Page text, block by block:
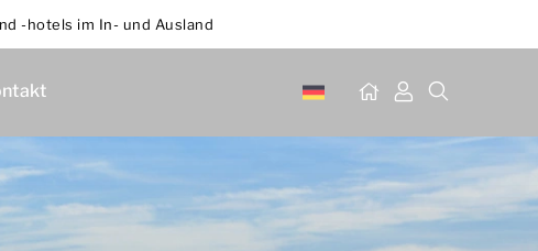
-hotels im In- und Ausland